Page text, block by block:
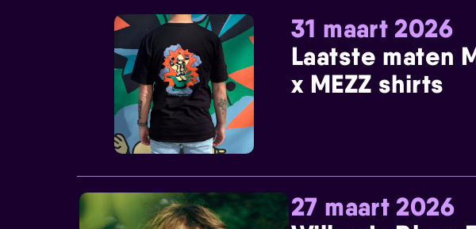
31 maart 2026
Laatste maten
x MEZZ shirts
27 maart 2026